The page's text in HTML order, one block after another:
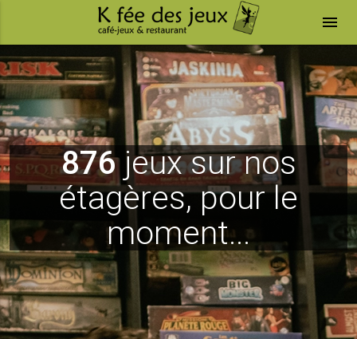
menu
876jeux sur nos
étagères, pour le
moment...